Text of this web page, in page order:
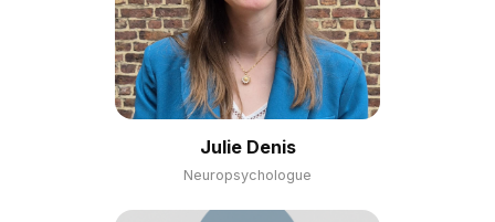
Julie Denis
Neuropsychologue